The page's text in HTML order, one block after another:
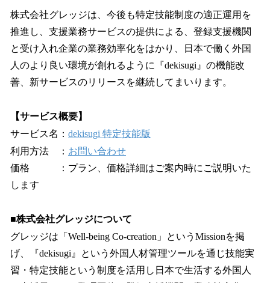
株式会社グレッジは、今後も特定技能制度の適正運用を
推進し、支援業務サービスの提供による、登録支援機関
と受け入れ企業の業務効率化をはかり、日本で働く外国
人のより良い環境が創れるように『dekisugi』の機能改
善、新サービスのリリースを継続してまいります。
【サービス概要】
サービス名： dekisugi 特定技能版
利用方法 ： お問い合わせ
価格 ：プラン、価格詳細はご案内時にご説明いた
します
■株式会社グレッジについて
グレッジは「Well-being Co-creation」というMissionを掲
げ、『dekisugi』という外国人材管理ツールを通じ技能実
習・特定技能という制度を活用し日本で生活する外国人